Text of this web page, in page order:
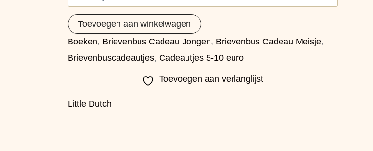
Toevoegen aan winkelwagen
Boeken, Brievenbus Cadeau Jongen, Brievenbus Cadeau Meisje,
Brievenbuscadeautjes, Cadeautjes 5-10 euro
Toevoegen aan verlanglijst
Little Dutch